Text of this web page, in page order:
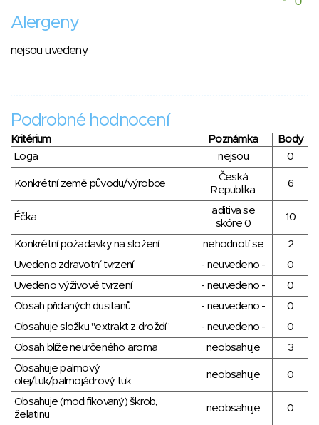
Alergeny
nejsou uvedeny
Podrobné hodnocení
Kritérium Poznámka
Body
Loga
nejsou 0
Konkrétní země původu/výrobce
Česká
Republika
6
Éčka
aditiva se
skóre 0
10
Konkrétní požadavky na složení nehodnotí se
2
Uvedeno zdravotní tvrzení
- neuvedeno -
0
Uvedeno výživové tvrzení
- neuvedeno -
0
Obsah přidaných dusitanů
- neuvedeno -
0
Obsahuje složku "extrakt z droždí"
- neuvedeno -
0
Obsah blíže neurčeného aroma
neobsahuje
3
Obsahuje palmový
olej/tuk/palmojádrový tuk
neobsahuje 0
Obsahuje (modifikovaný) škrob,
želatinu
neobsahuje 0